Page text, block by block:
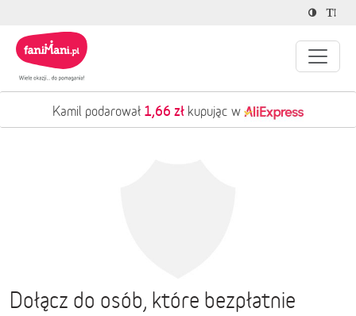
Kamil podarował 1,66 zł kupując w
Dołącz do osób, które bezpłatnie